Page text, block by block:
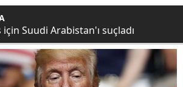
Suudi Arabistan'ı suçladı